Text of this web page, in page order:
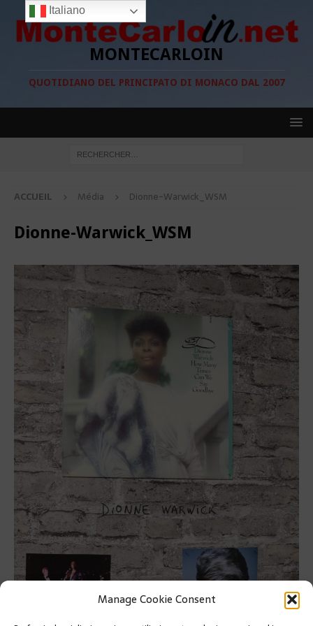
Manage Cookie Consent
MONTECARLOIN
QUOTIDIANO DEL PRINCIPATO DI MONACO DAL 2007
ACCUEIL Média Dionne-Warwick_WSM
Dionne-Warwick_WSM
Italiano